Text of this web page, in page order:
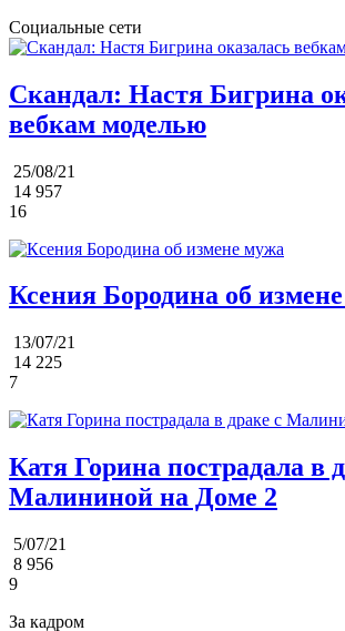
Социальные сети
Скандал: Настя Бигрина
вебкам моделью
25/08/21
14 957
16
Ксения Бородина об
13/07/21
14 225
7
Катя Горина пострадала в
Малининой на Доме 2
5/07/21
8 956
9
За кадром